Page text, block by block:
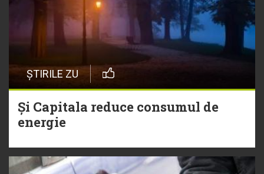
ȘTIRILE ZU
Și Capitala reduce consumul de
energie